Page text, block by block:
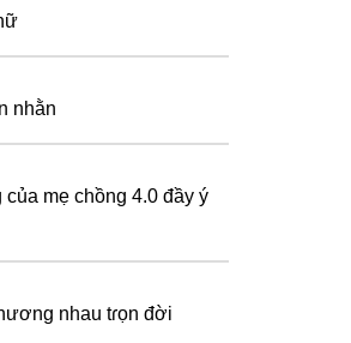
nhằn
mẹ chồng 4.0 đầy ý
nhau tɾọn đời